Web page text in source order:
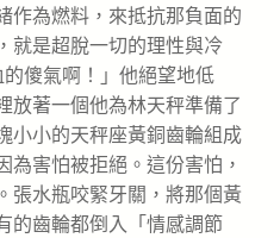
作為燃料，來抵抗那負面的
就是超脫一切的理性與冷
傻氣啊！」他絕望地低
放著一個他為林天秤準備了
小小的天秤座黃銅齒輪組成
為害怕被拒絕。這份害怕，
張水瓶咬緊牙關，將那個黃
的齒輪都倒入「情感調節